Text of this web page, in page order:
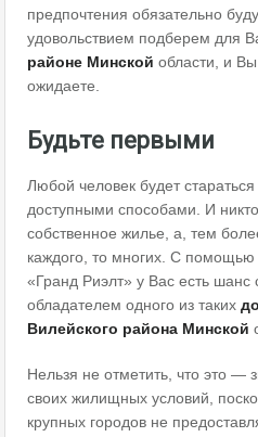
предпочтения обязательно
удовольствием подберем для
районе Минской области, и Вы
ожидаете.
Будьте первыми
Любой человек будет
доступными способами. И
собственное жилье, а, тем
каждого, то многих. С помощью
«Гранд Риэлт» у Вас есть шанс
обладателем одного из таких
Вилейского района Минской
Нельзя не отметить, что это —
своих жилищных условий,
крупных городов не